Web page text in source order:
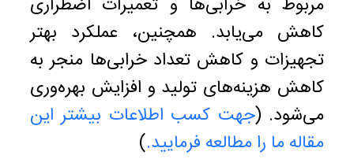
مربوط به خرابی‌ها و تعمیرات اضطراری
کاهش می‌یابد. همچنین، عملکرد بهتر
تجهیزات و کاهش تعداد خرابی‌ها منجر به
کاهش هزینه‌های تولید و افزایش بهره‌وری
می‌شود. (جهت کسب اطلاعات بیشتر این
مقاله ما را مطالعه فرمایید.)